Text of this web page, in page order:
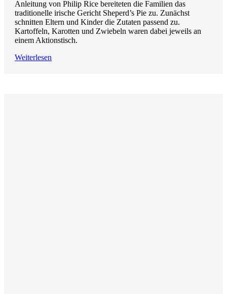
Anleitung von Philip Rice bereiteten die Familien das
traditionelle irische Gericht Sheperd’s Pie zu. Zunächst
schnitten Eltern und Kinder die Zutaten passend zu.
Kartoffeln, Karotten und Zwiebeln waren dabei jeweils an
einem Aktionstisch.
Weiterlesen